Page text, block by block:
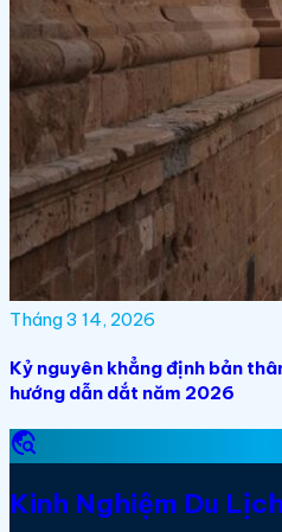
Tháng 3 14, 2026
Kỷ nguyên khẳng định bản
hướng dẫn dắt năm 2026
travel_explore
Kinh Nghiệm Du